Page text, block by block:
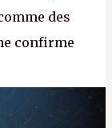
des
confirme
ils bossent
vs. Les